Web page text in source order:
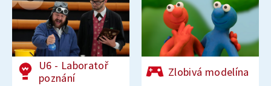
U6 - Laboratoř
poznání
Zlobivá modelína